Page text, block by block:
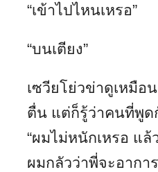
“เข้าไปไหนเหรอ”
“บนเตียง”
เซวียโย่วข่าดูเหมือ
ตื่น แต่ก็รู้ว่าคนที่พูด
“ผมไม่หนักเหรอ แ
ผมกลัวว่าพี่จะอากา